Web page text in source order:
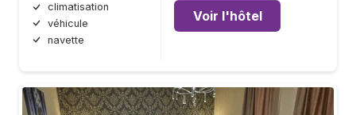
climatisation
véhicule
navette
Voir l'hôtel